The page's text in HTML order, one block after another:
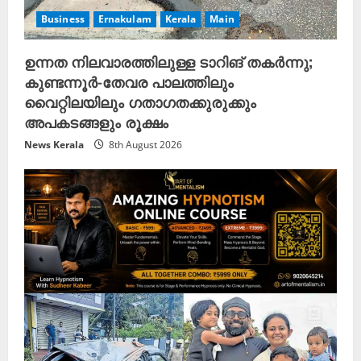
Business Ernakulam Kerala Main
ഉന്നത നിലവാരത്തിലുള്ള ടാറിങ് തകർന്നു;
കുണ്ടന്നൂർ-തേവര പാലത്തിലും
വൈറ്റിലയിലും ഗതാഗതക്കുരുക്കും
അപകടങ്ങളും രൂക്ഷം
News Kerala 8th August 2026